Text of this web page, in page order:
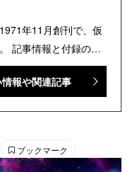
年11月創刊で、仮
記事情報と付録の詳
ン 公式動画チャンネ
児童・少年・少女向
報や関連記事
ブックマーク